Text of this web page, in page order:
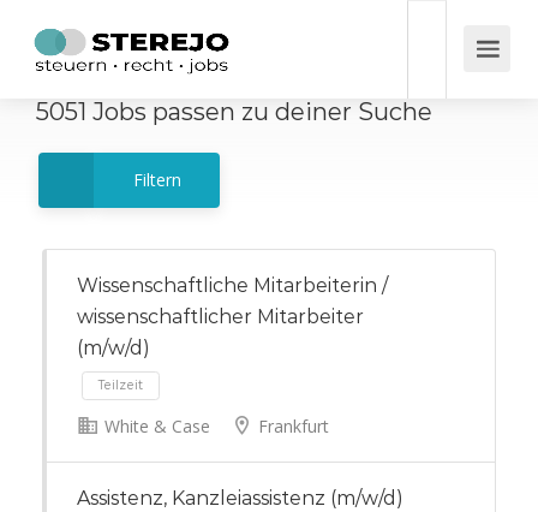
5051 Jobs passen zu deiner Suche
Filtern
Wissenschaftliche Mitarbeiterin /
wissenschaftlicher Mitarbeiter
(m/w/d)
White & Case Frankfurt
Assistenz, Kanzleiassistenz (m/w/d)